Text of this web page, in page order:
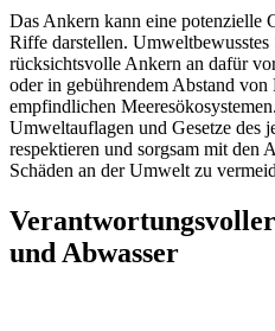
Das Ankern kann eine potenzielle
Riffe darstellen. Umweltbewusstes
rücksichtsvolle Ankern an dafür
oder in gebührendem Abstand
empfindlichen
Umweltauflagen und Gesetze des
respektieren und sorgsam mit den
Schäden an der Umwelt zu
und Abwasser